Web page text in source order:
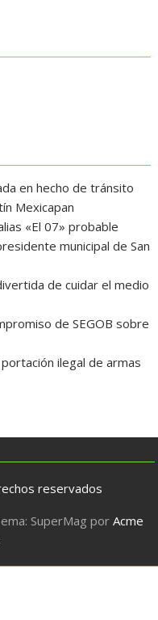
en hecho de tránsito
Mexicapan
«El 07» probable
municipal de San
de cuidar el medio
de SEGOB sobre
ilegal de armas
reservados
SuperMag porAcme